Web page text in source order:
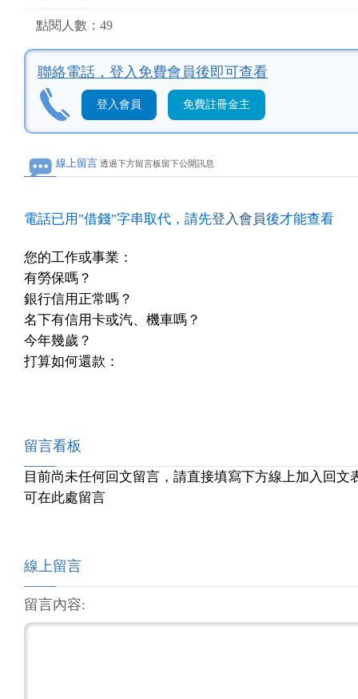
點閱人數：49
聯絡電話， 登入免費會員後即可查看
登入會員 免費註冊金主
線上留言 透過下方留言板留下公開訊息
電話已用"借錢"字串取代，請先登入會員後才能查看
您的工作或事業：
有勞保嗎？
銀行信用正常嗎？
名下有信用卡或汽、機車嗎？
今年幾歲？
打算如何還款：
留言看板
目前尚未任何回文留言，請直接填寫下方線上加入回文
可在此處留言
線上留言
留言內容: